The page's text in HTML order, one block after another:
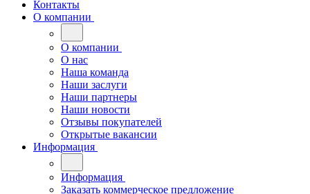
Контакты
О компании
О компании
О нас
Наша команда
Наши заслуги
Наши партнеры
Наши новости
Отзывы покупателей
Открытые вакансии
Информация
Информация
Заказать коммерческое предложение